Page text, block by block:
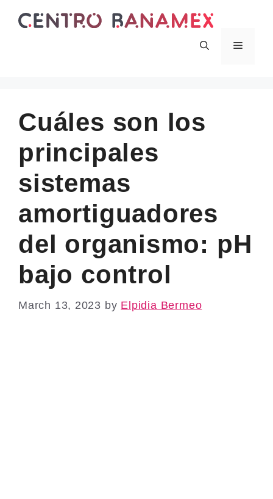
Menu
Cuáles son los
principales
sistemas
amortiguadores
del organismo: pH
bajo control
March 13, 2023 by Elpidia Bermeo